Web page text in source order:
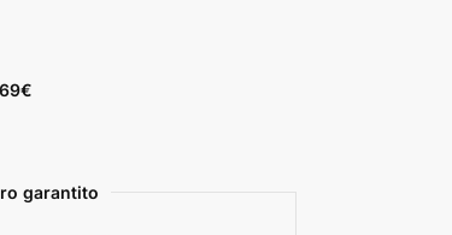
garantito